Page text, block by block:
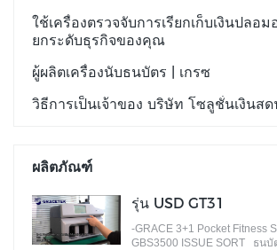
ใช้เครื่องตรวจจับการเรียกเก็บเงินปลอม
ยกระดับธุรกิจของคุณ
ผู้ผลิตเครื่องนับธนบัตร | เกรซ
วิธีการเป็นเจ้าของ บริษัท โซลูชั่นเงินสด
ผลิตภัณฑ์
รุ่น USD GT31
-GRACE 3+1 Pocket Fitness
GBS3500 ISSUE SORT ธนบั